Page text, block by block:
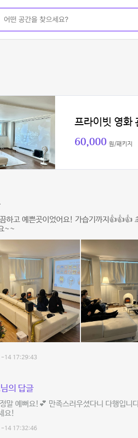
프라이빗 영화
60,000 원/패키지
하고 예쁜곳이었어요! 가습기까지👍👍👍
~~
14 17:29:43
의 답글
말 예뻐요!💕 만족스러우셨다니 다행입니
요!
14 17:32:46